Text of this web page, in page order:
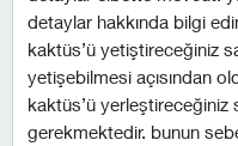
detaylar hakkında bilgi
kaktüs’ü yetiştireceğiniz
yetişebilmesi açısından
kaktüs’ü yerleştireceğiniz
gerekmektedir. bunun